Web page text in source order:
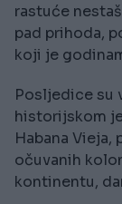
rastuće
pad prihoda,
koji je
Posljedice su
historijskom
Habana
očuvanih
kontinentu,